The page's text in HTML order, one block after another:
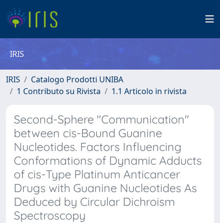
IRIS
IRIS
Catalogo Prodotti UNIBA
1 Contributo su Rivista
1.1 Articolo in rivista
Second-Sphere "Communication"
between cis-Bound Guanine
Nucleotides. Factors Influencing
Conformations of Dynamic Adducts
of cis-Type Platinum Anticancer
Drugs with Guanine Nucleotides As
Deduced by Circular Dichroism
Spectroscopy